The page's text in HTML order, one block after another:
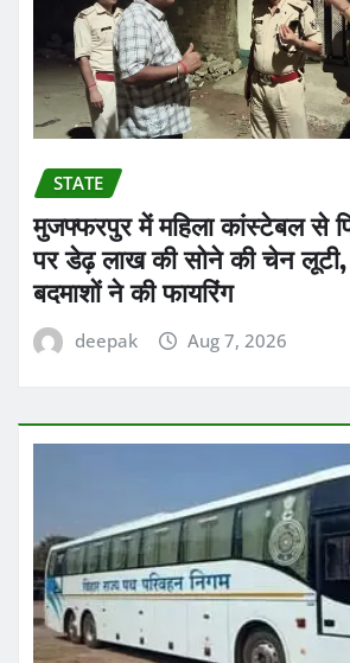
STATE
मुजफ्फरपुर में महिला कांस्टेबल से
पर डेढ़ लाख की सोने की चेन लूटी,
बदमाशों ने की फायरिंग
deepak Aug 7, 2026